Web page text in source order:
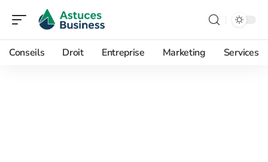
Conseils Droit Entreprise Marketing Services